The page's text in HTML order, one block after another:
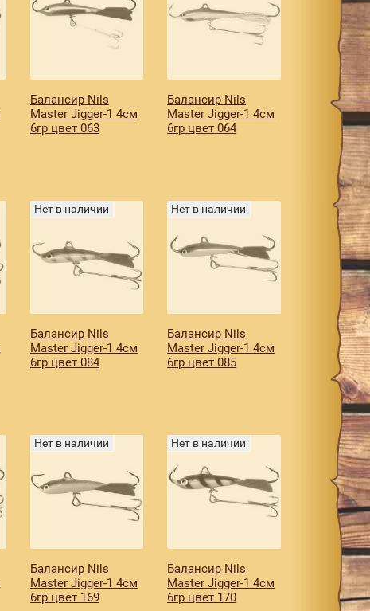
Балансир Nils
Master Jigger-1 4см
6гр цвет 063
Балансир Nils
Master Jigger-1 4см
6гр цвет 064
Нет в наличии
Балансир Nils
Master Jigger-1 4см
6гр цвет 084
Нет в наличии
Балансир Nils
Master Jigger-1 4см
6гр цвет 085
Нет в наличии
Балансир Nils
Master Jigger-1 4см
6гр цвет 169
Нет в наличии
Балансир Nils
Master Jigger-1 4см
6гр цвет 170